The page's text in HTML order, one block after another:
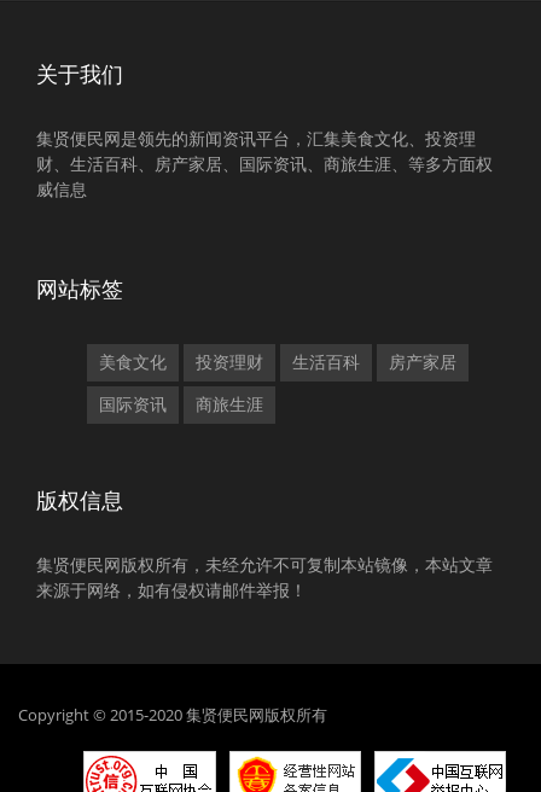
关于我们
集贤便民网是领先的新闻资讯平台，汇集美食文化、投资理
财、生活百科、房产家居、国际资讯、商旅生涯、等多方面权
威信息
网站标签
美食文化 投资理财 生活百科 房产家居
国际资讯 商旅生涯
版权信息
集贤便民网版权所有，未经允许不可复制本站镜像，本站文章
来源于网络，如有侵权请邮件举报！
Copyright © 2015-2020 集贤便民网版权所有